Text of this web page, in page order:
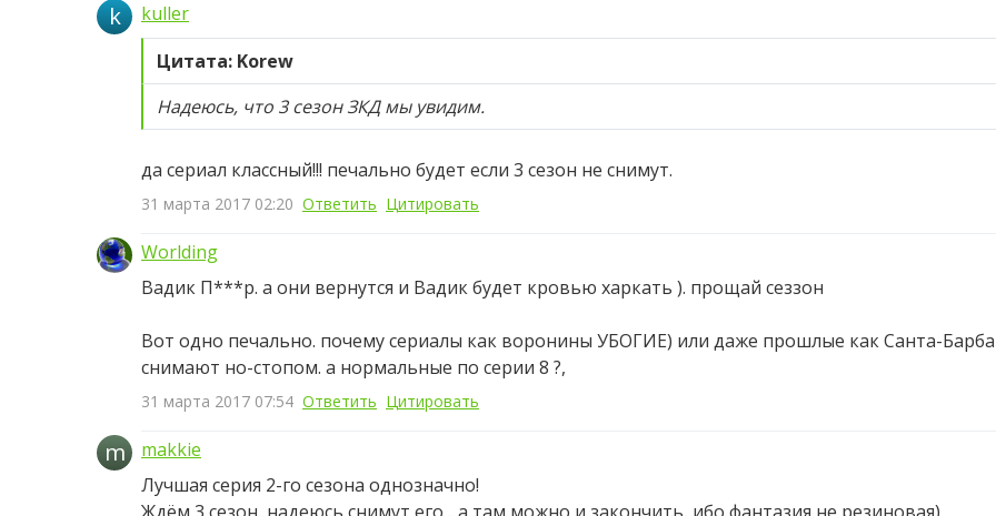
k
kuller
Цитата: Korew
Надеюсь, что 3 сезон ЗКД мы увидим.
да сериал классный!!! печально будет если 3 сезон не снимут.
31 марта 2017 02:20 Ответить Цитировать
Worlding
Вадик П***р. а они вернутся и Вадик будет кровью харкать ). прощай сеззон
Вот одно печально. почему сериалы как воронины УБОГИЕ) или даже прошлые как Санта-
снимают но-стопом. а нормальные по серии 8 ?,
31 марта 2017 07:54 Ответить Цитировать
m
makkie
Лучшая серия 2-го сезона однозначно!